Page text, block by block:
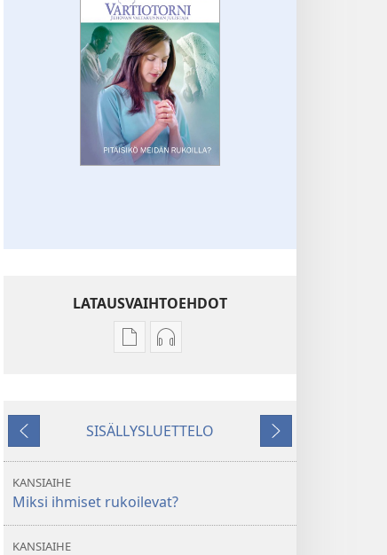
LATAUSVAIHTOEHDOT
Julkaisujen
meidän
Äänitteiden
meidän
Edellinen
SISÄLLYSLUETTELO
Seuraava
KANSIAIHE
Miksi ihmiset rukoilevat?
KANSIAIHE